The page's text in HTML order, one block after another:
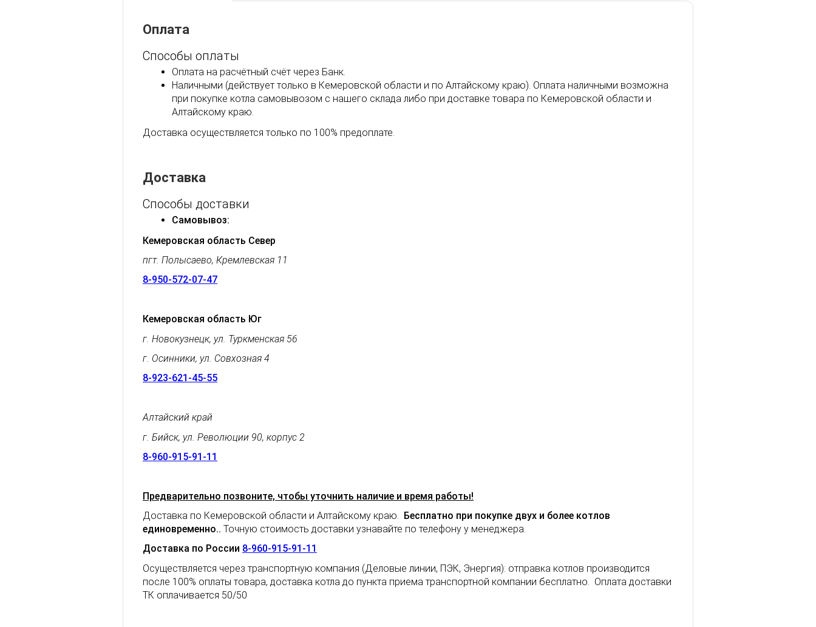
Оплата
Способы оплаты
Оплата на расчётный счёт через Банк.
Наличными (действует только в Кемеровской области и по Алтайскому краю). Оплата наличными возможна
при покупке котла самовывозом с нашего склада либо при доставке товара по Кемеровской области и
Алтайскому краю.
Доставка осуществляется только по 100% предоплате.
Доставка
Способы доставки
Самовывоз:
Кемеровская область Север
пгт. Полысаево, Кремлевская 11
8-950-572-07-47
Кемеровская область Юг
г. Новокузнецк, ул. Туркменская 56
г. Осинники, ул. Совхозная 4
8-923-621-45-55
Алтайский край
г. Бийск, ул. Революции 90, корпус 2
8-960-915-91-11
Предварительно позвоните, чтобы уточнить наличие и время работы!
Доставка по Кемеровской области и Алтайскому краю. Бесплатно при покупке двух и более котлов
единовременно.. Точную стоимость доставки узнавайте по телефону у менеджера.
Доставка по России 8-960-915-91-11
Осуществляется через транспортную компания (Деловые линии, ПЭК, Энергия): отправка котлов производится
после 100% оплаты товара, доставка котла до пункта приема транспортной компании бесплатно. Оплата доставки
ТК оплачивается 50/50